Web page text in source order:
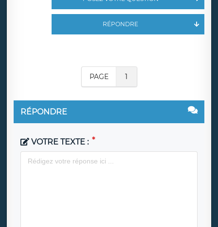
RÉPONDRE
PAGE 1
RÉPONDRE
VOTRE TEXTE :